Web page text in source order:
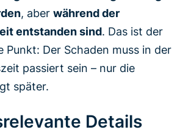
, aber während der
entstanden sind. Das ist der
Punkt: Der Schaden muss in der
passiert sein – nur die
später.
Details